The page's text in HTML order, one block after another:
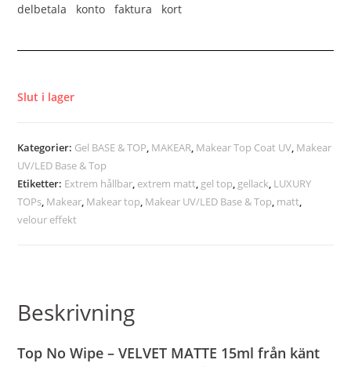
delbetala konto faktura kort
Slut i lager
Kategorier: Gel BASE & TOP MAKEAR Makear Top Coat UV Makear
UV/LED Base & Top
Etiketter: Extrem hållbar extrem matt gel top gellack LUXURY
TOPs Makear Makear top Makear UV/LED Base & Top matt
velour effekt
Beskrivning
Top No Wipe – VELVET MATTE 15ml från känt